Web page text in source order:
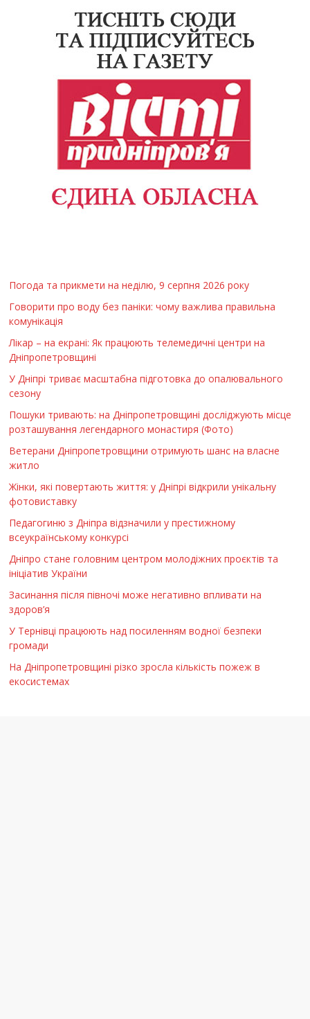
Погода та прикмети на неділю, 9 серпня 2026 року
Говорити про воду без паніки: чому важлива правильна
комунікація
Лікар – на екрані: Як працюють телемедичні центри на
Дніпропетровщині
У Дніпрі триває масштабна підготовка до опалювального
сезону
Пошуки тривають: на Дніпропетровщині досліджують місце
розташування легендарного монастиря (Фото)
Ветерани Дніпропетровщини отримують шанс на власне
житло
Жінки, які повертають життя: у Дніпрі відкрили унікальну
фотовиставку
Педагогиню з Дніпра відзначили у престижному
всеукраїнському конкурсі
Дніпро стане головним центром молодіжних проєктів та
ініціатив України
Засинання після півночі може негативно впливати на
здоров’я
У Тернівці працюють над посиленням водної безпеки
громади
На Дніпропетровщині різко зросла кількість пожеж в
екосистемах